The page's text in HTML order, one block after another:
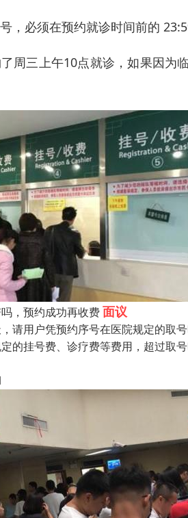
，必须在预约就诊时间前的
周三上午10点就诊，如果因为
，预约成功再收费面议
请用户凭预约序号在医院规定的取
的挂号费、诊疗费等费用，超过取